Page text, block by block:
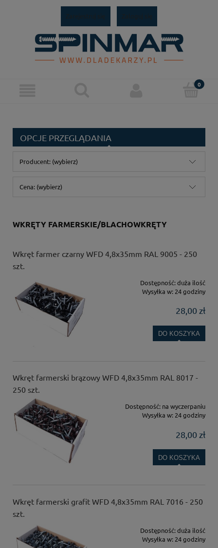
OPCJE PRZEGLĄDANIA
Producent: (wybierz)
Cena: (wybierz)
WKRĘTY FARMERSKIE/BLACHOWKRĘTY
Wkręt farmer czarny WFD 4,8x35mm RAL 9005 - 250
szt.
Dostępność:duża ilość
Wysyłka w: 24 godziny
28,00 zł
DO KOSZYKA
Wkręt farmerski brązowy WFD 4,8x35mm RAL 8017 -
250 szt.
Dostępność: na wyczerpaniu
Wysyłka w: 24 godziny
28,00 zł
DO KOSZYKA
Wkręt farmerski grafit WFD 4,8x35mm RAL 7016 - 250
szt.
Dostępność:duża ilość
Wysyłka w: 24 godziny